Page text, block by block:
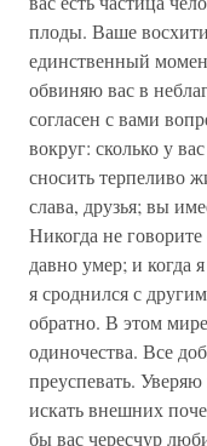
плоды. Ваше
единственный
обвиняю вас в
согласен с вами
вокруг: сколько у
сносить терпеливо
слава, друзья; вы
Никогда не
давно умер; и когда
я сроднился с
обратно. В этом
одиночества. Все
преуспевать.
искать внешних
бы вас чересчур